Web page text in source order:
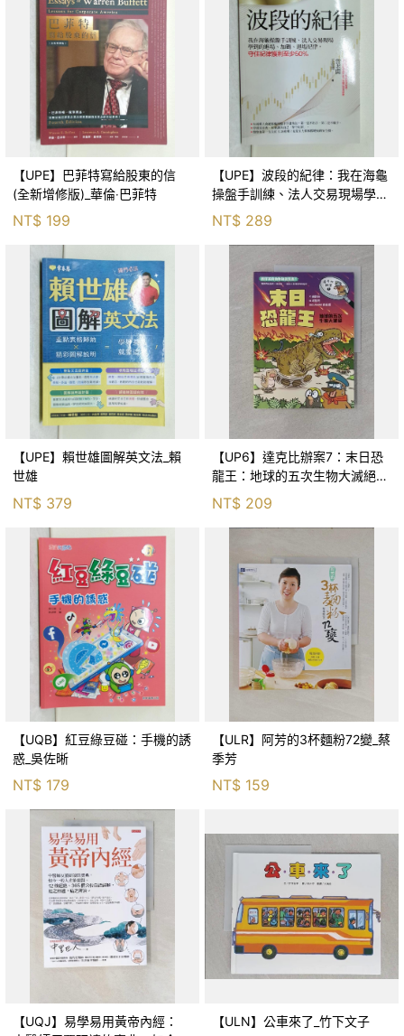
【UPE】巴菲特寫給股東的信
(全新增修版)_華倫‧巴菲特
NT$ 199
【UPE】波段的紀律：我在海龜
操盤手訓練、法人交易現場學到
的進場、加碼、退場紀律，守住
紀律獲利至少50％_雷老闆
NT$ 289
【UPE】賴世雄圖解英文法_賴
世雄
NT$ 379
【UP6】達克比辦案7：末日恐
龍王：地球的五次生物大滅絕_
胡妙芬
NT$ 209
【UQB】紅豆綠豆碰：手機的誘
惑_吳佐晰
NT$ 179
【ULR】阿芳的3杯麵粉72變_蔡
季芳
NT$ 159
【UQJ】易學易用黃帝內經：
【ULN】公車來了_竹下文子